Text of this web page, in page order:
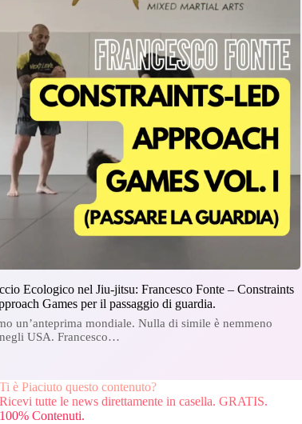
Ecologico nel Jiu-jitsu: Francesco Fonte – Constraints
Games per il passaggio di guardia.
un’anteprima mondiale. Nulla di simile è nemmeno
USA. Francesco…
Ti è Piaciuto questo contenuto?
Ricevi tutte le news direttamente in casella. GRATIS.
100% Contenuti.